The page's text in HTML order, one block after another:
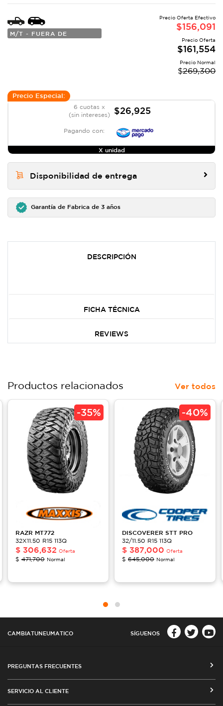
M/T - FUERA DE
Precio Oferta Efectivo
$156,091
Precio Oferta
$161,554
Precio Normal
$269,300
Precio Especial:
6 cuotas x
(sin intereses)
$26,925
Pagando con:
X unidad
Disponibilidad de entrega
Garantía de Fabrica de 3 años
DESCRIPCIÓN
FICHA TÉCNICA
REVIEWS
Productos relacionados Ver todos
-35%
RAZR MT772
32X11.50 R15 113Q
$ 306,632 Oferta
$471,700 Normal
-40%
DISCOVERER STT PRO
32/11.50 R15 113Q
$ 387,000 Oferta
$ 645,000 Normal
CAMBIATUNEUMATICO SÍGUENOS
PREGUNTAS FRECUENTES
MEDIOS DE PAGO
SERVICIO AL CLIENTE